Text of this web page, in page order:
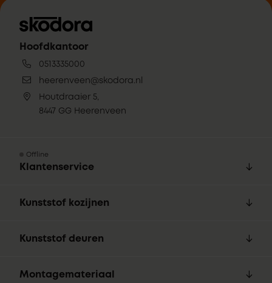
Hoofdkantoor
0513335000
heerenveen@skodora.nl
Houtdraaier 5,
8447 GG Heerenveen
Offline
Klantenservice
Kunststof kozijnen
Kunststof deuren
Montagemateriaal